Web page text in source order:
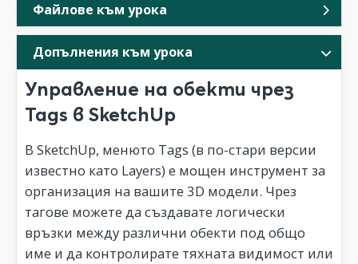
Файлове към урока
Допълнения към урока
Управление на обекти чрез
Tags в SketchUp
В SketchUp, менюто Tags (в по-стари версии
известно като Layers) е мощен инструмент за
организация на вашите 3D модели. Чрез
тагове можете да създавате логически
връзки между различни обекти под общо
име и да контролирате тяхната видимост или